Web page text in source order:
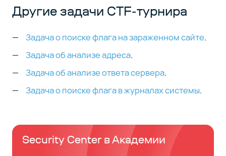
Другие задачи CTF-турнира
Задача о поиске флага на зараженном сайте.
Задача об анализе адреса.
Задача об анализе ответа сервера.
Задача о поиске флага в журналах системы.
Security Center в Академии